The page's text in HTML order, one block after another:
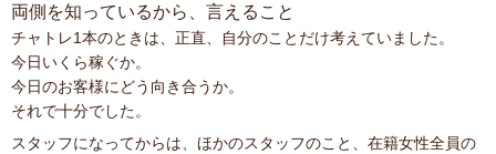
両側を知っているから、言えること
チャトレ1本のときは、正直、自分のことだけ考えていました。
今日いくら稼ぐか。
今日のお客様にどう向き合うか。
それで十分でした。
スタッフになってからは、ほかのスタッフのこと、在籍女性全員の